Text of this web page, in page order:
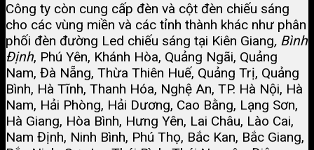
Công ty còn cung cấp đèn và cột đèn chiếu sáng
cho các vùng miền và các tỉnh thành khác như phân
phối đèn đường Led chiếu sáng tại Kiên Giang, Bình
Định, Phú Yên, Khánh Hòa, Quảng Ngãi, Quảng
Nam, Đà Nẵng, Thừa Thiên Huế, Quảng Trị, Quảng
Bình, Hà Tĩnh, Thanh Hóa, Nghệ An, TP. Hà Nội, Hà
Nam, Hải Phòng, Hải Dương, Cao Bằng, Lạng Sơn,
Hà Giang, Hòa Bình, Hưng Yên, Lai Châu, Lào Cai,
Nam Định, Ninh Bình, Phú Thọ, Bắc Kan, Bắc Giang,